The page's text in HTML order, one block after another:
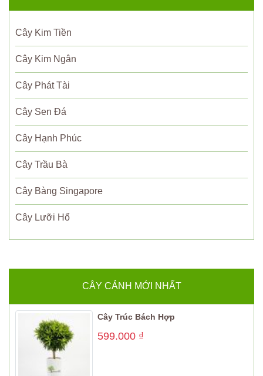
Cây Kim Tiền
Cây Kim Ngân
Cây Phát Tài
Cây Sen Đá
Cây Hạnh Phúc
Cây Trầu Bà
Cây Bàng Singapore
Cây Lưỡi Hổ
CÂY CẢNH MỚI NHẤT
Cây Trúc Bách Hợp
599.000 ₫